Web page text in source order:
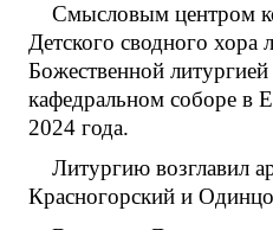
Смысловым центром
Детского сводного хора
Божественной
кафедральном соборе в
2024 года.
Литургию возглавил
Красногорский и